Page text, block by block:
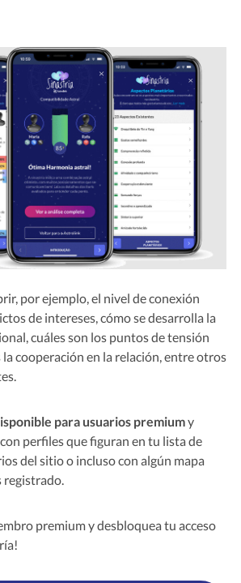
por ejemplo, el nivel de conexión
de intereses, cómo se desarrolla la
cuáles son los puntos de tensión
la cooperación en la relación, entre otros
para usuarios premiumy
perfiles que figuran en tu lista de
del sitio o incluso con algún mapa
registrado.
premium y desbloquea tu acceso